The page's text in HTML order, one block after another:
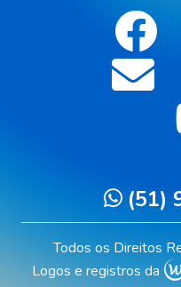
(51)
Todos os Direitos
Logos e registros da